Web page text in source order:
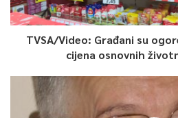
TVSA/Video: Građani su
cijena osnovnih